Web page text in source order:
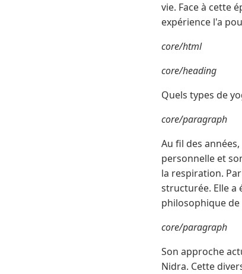
vie. Face à cette
expérience l'a
core/html
core/heading
Quels types de
core/paragraph
Au fil des
personnelle et
la respiration.
structurée. Elle a
philosophique de
core/paragraph
Son approche
Nidra. Cette